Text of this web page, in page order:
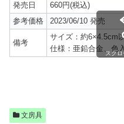
発売日
660円(税込)
参考価格
2023/06/10 発売
備考
サイズ：約6×4.5cm
仕様：亜鉛合金、色
スクロ
文房具